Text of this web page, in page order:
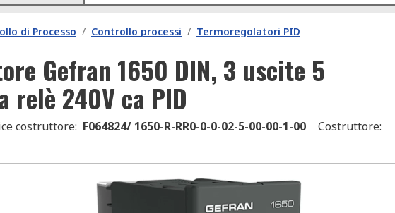
di Processo / Controllo processi / Termoregolatori PID
Gefran 1650 DIN, 3 uscite 5
relè 240V ca PID
costruttore: F064824/ 1650-R-RR0-0-0-02-5-00-00-1-00 Costruttore: